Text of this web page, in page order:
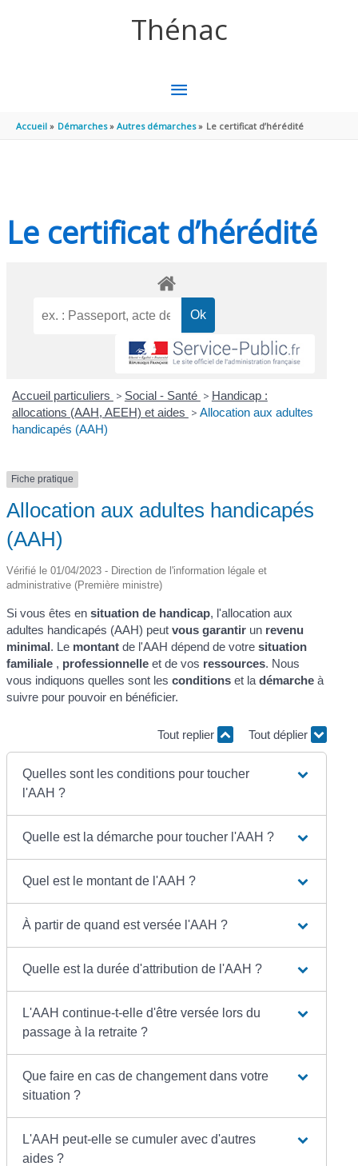
Thénac
MENU
PRINCIPAL
Accueil Démarches Autres démarches Le certificat d’hérédité
Le certificat d’hérédité
Accueil particuliers > Social - Santé > Handicap :
allocations (AAH, AEEH) et aides > Allocation aux adultes
handicapés (AAH)
Fiche pratique
Allocation aux adultes handicapés
(AAH)
Vérifié le 01/04/2023 - Direction de l'information légale et
administrative (Première ministre)
Si vous êtes ensituation de handicap, l'allocation aux
adultes handicapés (AAH) peutvous garantir un revenu
minimal. Le montant de l'AAH dépend de votre situation
familiale , professionnelle et de vos ressources. Nous
vous indiquons quelles sont lesconditions et ladémarche à
suivre pour pouvoir en bénéficier.
Tout replier Tout déplier
Quelles sont les conditions pour toucher
l'AAH ?
Quelle est la démarche pour toucher l'AAH ?
Quel est le montant de l'AAH ?
À partir de quand est versée l'AAH ?
Quelle est la durée d'attribution de l'AAH ?
L'AAH continue-t-elle d'être versée lors du
passage à la retraite ?
Que faire en cas de changement dans votre
situation ?
L'AAH peut-elle se cumuler avec d'autres
aides ?